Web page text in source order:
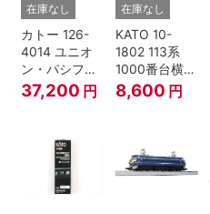
在庫なし
カトー 126-
4014 ユニオ
ン・パシフィ
ック鉄道 ビッ
グボーイ＃
37,200 円
在庫なし
KATO 10-
1802 113系
1000番台横須
賀・総武快速
線 増結4両セ
8,600 円